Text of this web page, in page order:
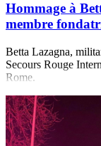
Hommage à
membre
Betta Lazagna,
Secours Rouge
Rome.